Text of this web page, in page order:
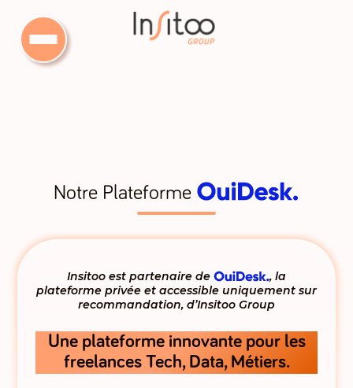
Notre Plateforme
Insitoo est partenaire de
, la
plateforme privée et accessible uniquement sur
recommandation, d’Insitoo Group
Une plateforme innovante pour les
freelances Tech, Data, Métiers.